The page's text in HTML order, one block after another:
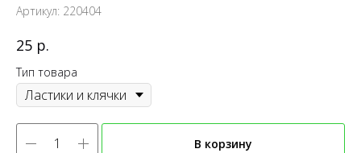
Артикул: 220404
25 р.
Тип товара
В корзину